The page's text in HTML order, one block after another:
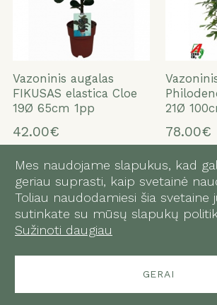
Vazoninis augalas
FIKUSAS elastica Cloe
19Ø 65cm 1pp
42.00€
Į KREPŠELĮ
21Ø
78.00€
Į
Mes naudojame slapukus, kad
geriau suprasti, kaip svetainė
Toliau naudodamiesi šia svetaine
sutinkate su mūsų slapukų
Sužinoti daugiau
GERAI